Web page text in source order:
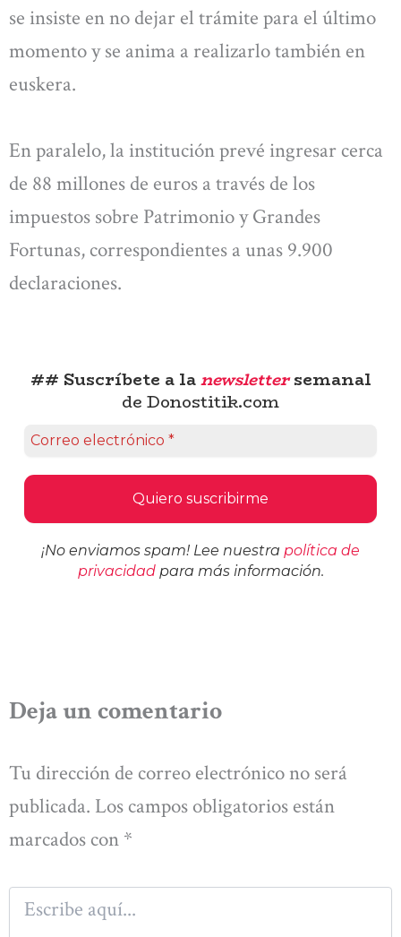
se insiste en no dejar el trámite para el último
momento y se anima a realizarlo también en
euskera.
En paralelo, la institución prevé ingresar cerca
de 88 millones de euros a través de los
impuestos sobre Patrimonio y Grandes
Fortunas, correspondientes a unas 9.900
declaraciones.
## Suscríbete a lanewslettersemanal
de Donostitik.com
¡No enviamos spam! Lee nuestra política de
privacidadpara más información.
Deja un comentario
Tu dirección de correo electrónico no será
publicada. Los campos obligatorios están
marcados con *
Escribe
aquí...